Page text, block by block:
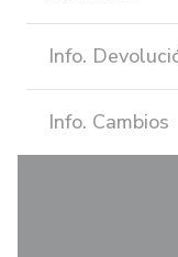
Info.
Info. Cambios